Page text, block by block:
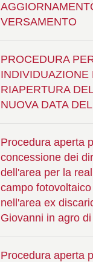
VERSAMENTO
PROCEDURA
INDIVIDUAZIONE
RIAPERTURA
NUOVA DATA
Procedura aperta
concessione dei
dell'area per la
campo
nell'area ex
Giovanni in agro
Procedura aperta